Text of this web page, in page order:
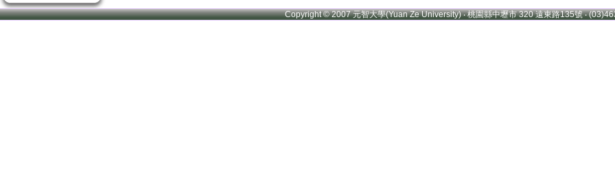
Copyright © 2007 元智大學(Yuan Ze University) ‧ 桃園縣中壢市 320 遠東路135號 ‧